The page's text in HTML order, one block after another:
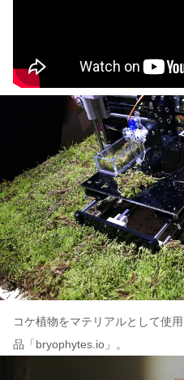
コケ植物をマテリアルとして使
品「bryophytes.io」。